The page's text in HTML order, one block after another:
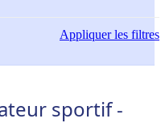
Appliquerles filtres
sportif -